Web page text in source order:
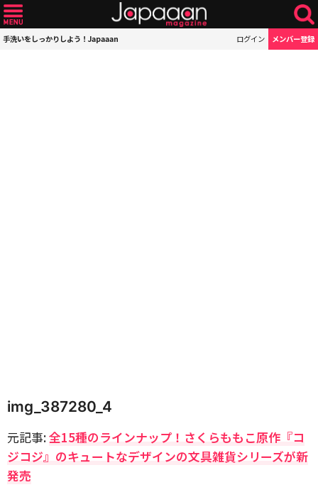
手洗いをしっかりしよう！Japaaan ログイン メンバー登録
img_387280_4
元記事:全15種のラインナップ！さくらももこ原作『コ
ジコジ』のキュートなデザインの文具雑貨シリーズが新
発売